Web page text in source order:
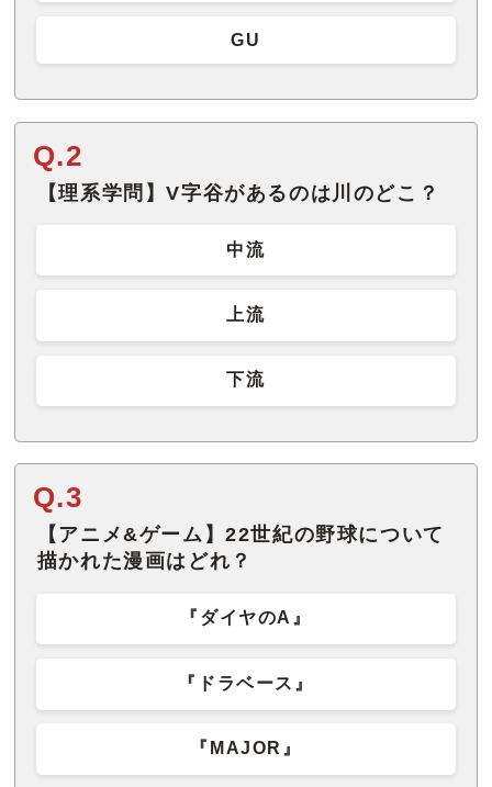
GU
Q.2
【理系学問】V字谷があるのは川のどこ？
中流
上流
下流
Q.3
【アニメ&ゲーム】22世紀の野球について
描かれた漫画はどれ？
『ダイヤのA』
『ドラベース』
『MAJOR』